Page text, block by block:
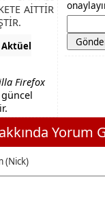
AİTTİR
Aktüel
Firefox
güncel
Yorum
(Nick)